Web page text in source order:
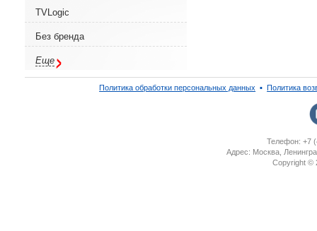
TVLogic
Без бренда
Еще
Политика обработки персональных данных ▪ Политика
Телефон: +7
Адрес: Москва,
Copyright ©